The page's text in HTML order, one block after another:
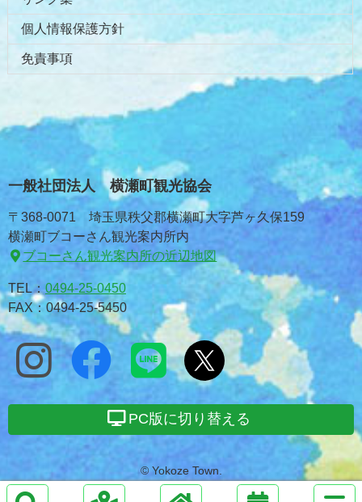
個人情報保護方針
免責事項
一般社団法人 横瀬町観光協会
〒368-0071 埼玉県秩父郡横瀬町大字芦ヶ久保159
横瀬町ブコーさん観光案内所内
ブコーさん観光案内所の近辺地図
TEL： 0494-25-0450
FAX：0494-25-5450
PC版に切り替える
© Yokoze Town.